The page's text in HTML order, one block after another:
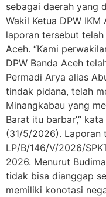
sebagai daerah yang
Wakil Ketua DPW
laporan tersebut
Aceh. “Kami
DPW Banda Aceh
Permadi Arya alias
tindak pidana, telah
Minangkabau yang
Barat itu barbar’,”
(31/5/2026). Laporan
LP/B/146/V/2026/
2026. Menurut
tidak bisa dianggap
memiliki konotasi